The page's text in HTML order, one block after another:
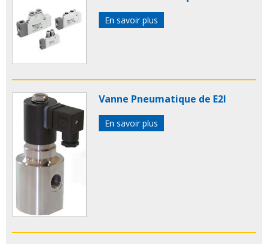
En savoir plus
Vanne Pneumatique de E2I
En savoir plus